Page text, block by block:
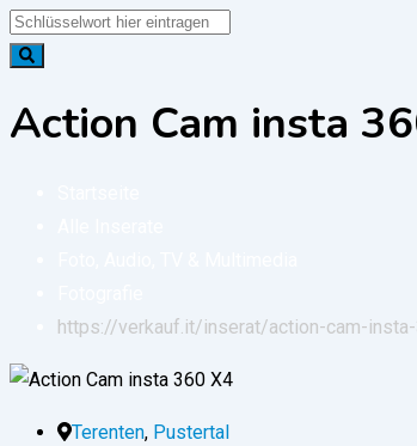
Action Cam insta
https://verkauf.it/inserat/action-cam-
Terenten, Pustertal